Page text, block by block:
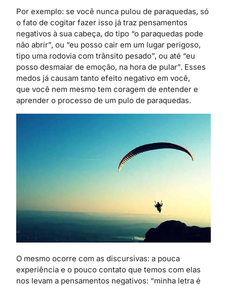
Por exemplo: se você nunca pulou de paraquedas, só
o fato de cogitar fazer isso já traz pensamentos
negativos à sua cabeça, do tipo “o paraquedas pode
não abrir”, ou “eu posso cair em um lugar perigoso,
tipo uma rodovia com trânsito pesado”, ou até “eu
posso desmaiar de emoção, na hora de pular”. Esses
medos já causam tanto efeito negativo em você,
que você nem mesmo tem coragem de entender e
aprender o processo de um pulo de paraquedas.
O mesmo ocorre com as discursivas: a pouca
experiência e o pouco contato que temos com elas
nos levam a pensamentos negativos: “minha letra é